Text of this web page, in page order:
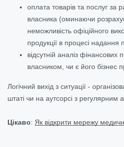
оплата товарів та послуг за
власника (оминаючи
неможливість офіційного
продукції в процесі надання
відсутній аналіз фінансових
власником, чи є його бізнес
Логічний вихід з ситуації -
штаті чи на аутсорсі з регулярним
Цікаво: Як відкрити мережу